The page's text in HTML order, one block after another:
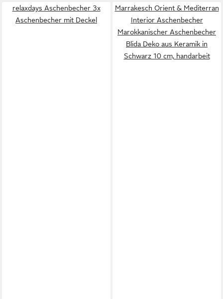
relaxdays Aschenbecher 3x
Aschenbecher mit Deckel
Marrakesch Orient & Mediterran
Interior Aschenbecher
Marokkanischer Aschenbecher
Blida Deko aus Keramik in
Schwarz 10 cm, handarbeit